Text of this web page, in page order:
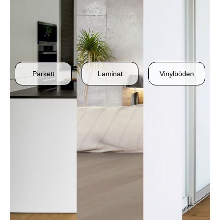
Parkett Laminat Vinylböden